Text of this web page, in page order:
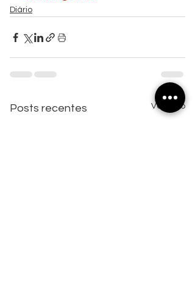
Diário
Posts recentes Ver tudo